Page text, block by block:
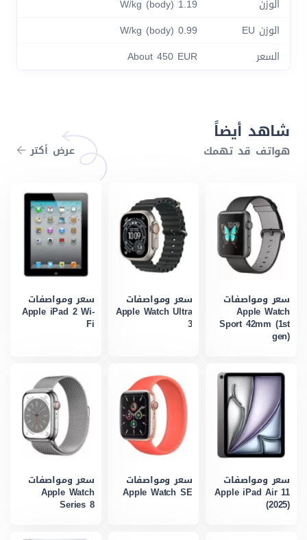
الوزن
1.19 W/kg (body)
الوزن EU
0.99 W/kg (body)
السعر
About 450 EUR
شاهد أيضاً
هواتف قد تهمك عرض أكتر
سعر ومواصفات
Apple Watch
Sport 42mm (1st
gen)
سعر ومواصفات
Apple Watch Ultra
3
سعر ومواصفات
Apple iPad 2 Wi-
Fi
سعر ومواصفات
Apple iPad Air 11
(2025)
سعر ومواصفات
Apple Watch SE
سعر ومواصفات
Apple Watch
Series 8